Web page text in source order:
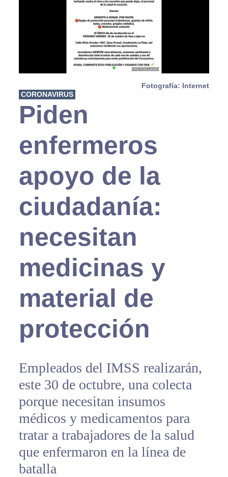
Fotografía: Internet
CORONAVIRUS
Piden
enfermeros
apoyo de la
ciudadanía:
necesitan
medicinas y
material de
protección
Empleados del IMSS realizarán,
este 30 de octubre, una colecta
porque necesitan insumos
médicos y medicamentos para
tratar a trabajadores de la salud
que enfermaron en la línea de
batalla